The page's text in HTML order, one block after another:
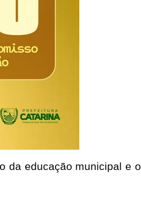
da educação municipal e o